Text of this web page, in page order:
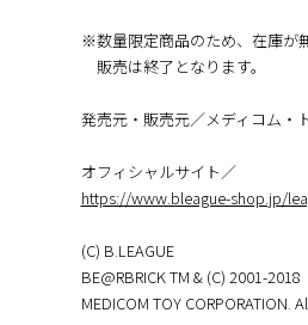
※数量限定商品のため、在庫が
販売は終了となります。
発売元・販売元／メディコム・
オフィシャルサイト／
https://www.bleague-shop.jp/
(C) B.LEAGUE
BE@RBRICK TM & (C) 2001-2018
MEDICOM TOY CORPORATION.